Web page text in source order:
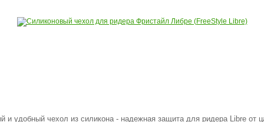
и удобный чехол из силикона - надежная защита для ридера Libre от